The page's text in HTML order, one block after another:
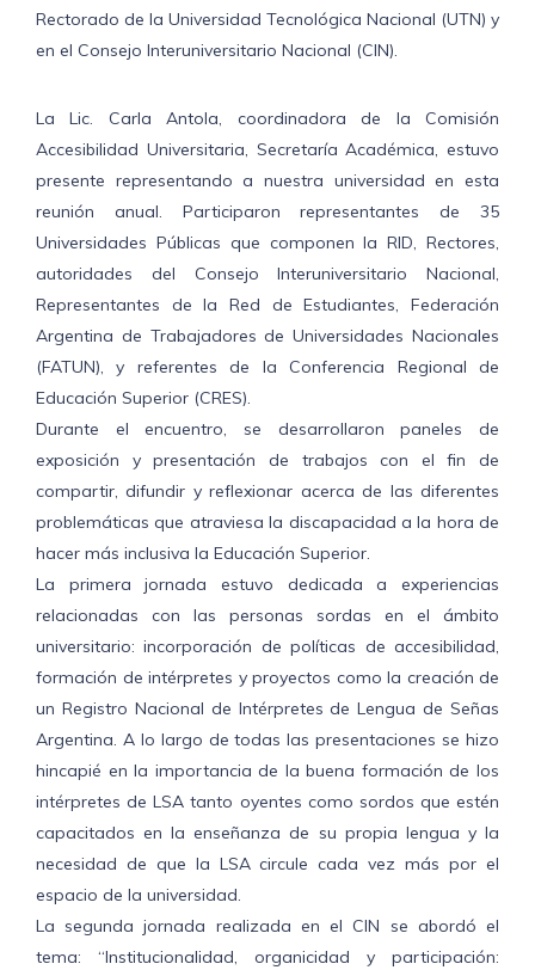
Rectorado de la Universidad Tecnológica Nacional (UTN) y
en el Consejo Interuniversitario Nacional (CIN).
La Lic. Carla Antola, coordinadora de la Comisión
Accesibilidad Universitaria, Secretaría Académica, estuvo
presente representando a nuestra universidad en esta
reunión anual. Participaron representantes de 35
Universidades Públicas que componen la RID, Rectores,
autoridades del Consejo Interuniversitario Nacional,
Representantes de la Red de Estudiantes, Federación
Argentina de Trabajadores de Universidades Nacionales
(FATUN), y referentes de la Conferencia Regional de
Educación Superior (CRES).
Durante el encuentro, se desarrollaron paneles de
exposición y presentación de trabajos con el fin de
compartir, difundir y reflexionar acerca de las diferentes
problemáticas que atraviesa la discapacidad a la hora de
hacer más inclusiva la Educación Superior.
La primera jornada estuvo dedicada a experiencias
relacionadas con las personas sordas en el ámbito
universitario: incorporación de políticas de accesibilidad,
formación de intérpretes y proyectos como la creación de
un Registro Nacional de Intérpretes de Lengua de Señas
Argentina. A lo largo de todas las presentaciones se hizo
hincapié en la importancia de la buena formación de los
intérpretes de LSA tanto oyentes como sordos que estén
capacitados en la enseñanza de su propia lengua y la
necesidad de que la LSA circule cada vez más por el
espacio de la universidad.
La segunda jornada realizada en el CIN se abordó el
tema: “Institucionalidad, organicidad y participación: